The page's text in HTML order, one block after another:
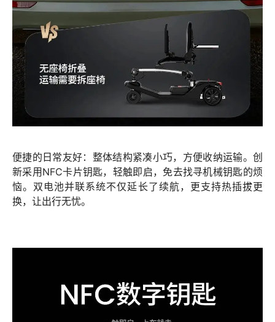
便捷的日常友好：整体结构紧凑小巧，方便收纳运输。创
新采用NFC卡片钥匙，轻触即启，免去找寻机械钥匙的烦
恼。 双电池并联系统不仅延长了续航，更支持热插拔更
换，让出行无忧。